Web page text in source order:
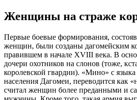
Женщины на страже
Первые боевые формирования,
женщин, были созданы дагомейским
правившем в начале XVIII века. В
дочери охотников на слонов (тоже,
королевской гвардии). «Мино» с
населения Дагомеи, переводится как
считал женщин более преданными и